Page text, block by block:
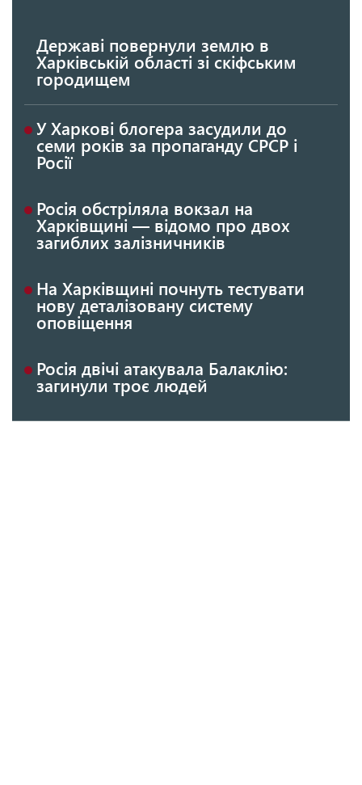
Державі повернули землю в
Харківській області зі скіфським
городищем
У Харкові блогера засудили до
семи років за пропаганду СРСР і
Росії
Росія обстріляла вокзал на
Харківщині — відомо про двох
загиблих залізничників
На Харківщині почнуть тестувати
нову деталізовану систему
оповіщення
Росія двічі атакувала Балаклію:
загинули троє людей